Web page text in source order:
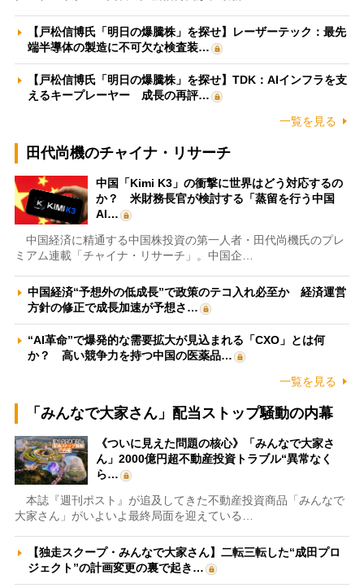
【戸松信博氏「明日の爆騰株」を探せ】レーザーテック：最先
端半導体の製造に不可欠な検査装…
【戸松信博氏「明日の爆騰株」を探せ】TDK：AIインフラを支
えるキープレーヤー 成長の再評…
一覧を見る
田代尚機のチャイナ・リサーチ
中国「Kimi K3」の衝撃に世界はどう対応するの
か？ 米財務長官が検討する「蒸留を行う中国
AI…
中国経済に精通する中国株投資の第一人者・田代尚機氏のプレ
ミアム連載「チャイナ・リサーチ」。中国企…
中国経済“予想外の低成長”で政策のテコ入れ必至か 経済運営
方針の修正で成長加速が予想さ…
“AI革命”で爆発的な需要拡大が見込まれる「CXO」とは何
か？ 高い競争力を持つ中国の医薬品…
一覧を見る
「みんなで大家さん」配当ストップ騒動の内幕
《ついに見えた問題の核心》「みんなで大家さ
ん」2000億円超不動産投資トラブル“異常なく
ら…
本誌『週刊ポスト』が追及してきた不動産投資商品「みんなで
大家さん」がいよいよ最終局面を迎えている…
【独走スクープ・みんなで大家さん】二転三転した“成田プロ
ジェクト”の計画変更の裏で起き…